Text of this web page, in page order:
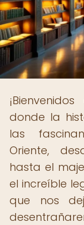
donde la
las
Oriente,
hasta el
el increíble
que nos